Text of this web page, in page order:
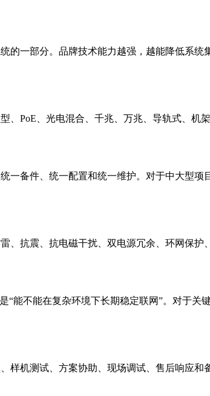
的一部分。品牌技术能力越强，越能降低系统
、PoE、光电混合、千兆、万兆、导轨式、
一备件、统一配置和统一维护。对于中大型项
、抗震、抗电磁干扰、双电源冗余、环网保
“能不能在复杂环境下长期稳定联网”。对于关
样机测试、方案协助、现场调试、售后响应